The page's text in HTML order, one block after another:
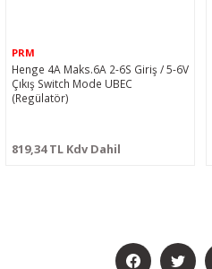
PRM
Henge 4A Maks.6A 2-6S Giriş / 5-6V
Çıkış Switch Mode UBEC
(Regülatör)
819,34 TL Kdv Dahil